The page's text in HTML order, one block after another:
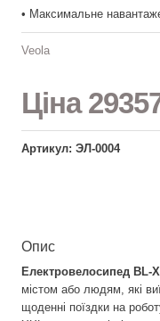
• Максимальне
Veola
Ціна
Артикул: ЭЛ-0004
Опис
Електровелосипед BL-
містом або людям, які
щоденні поїздки на